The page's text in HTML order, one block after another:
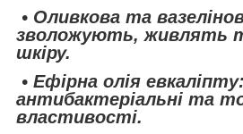
• Оливкова та
зволожують, живлять
шкіру.
• Ефірна олія
антибактеріальні та
властивості.